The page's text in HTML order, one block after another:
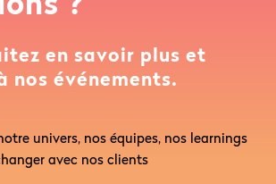
en savoir plus et
nos événements.
univers, nos équipes, nos learnings
avec nos clients